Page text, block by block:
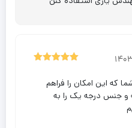
که این امکان را فراهم
و جنس درجه یک را به